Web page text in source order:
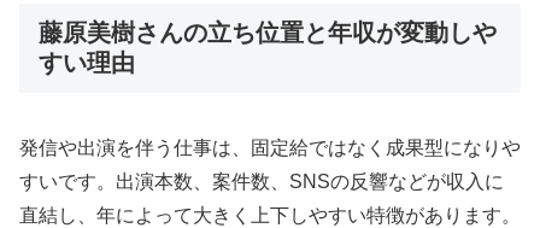
藤原美樹さんの立ち位置と年収が変動しや
すい理由
発信や出演を伴う仕事は、固定給ではなく成果型になりや
すいです。出演本数、案件数、SNSの反響などが収入に
直結し、年によって大きく上下しやすい特徴があります。